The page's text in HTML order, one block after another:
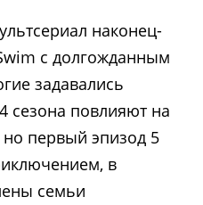
наконец-
с долгожданным
задавались
сезона повлияют на
первый эпизод 5
в
семьи